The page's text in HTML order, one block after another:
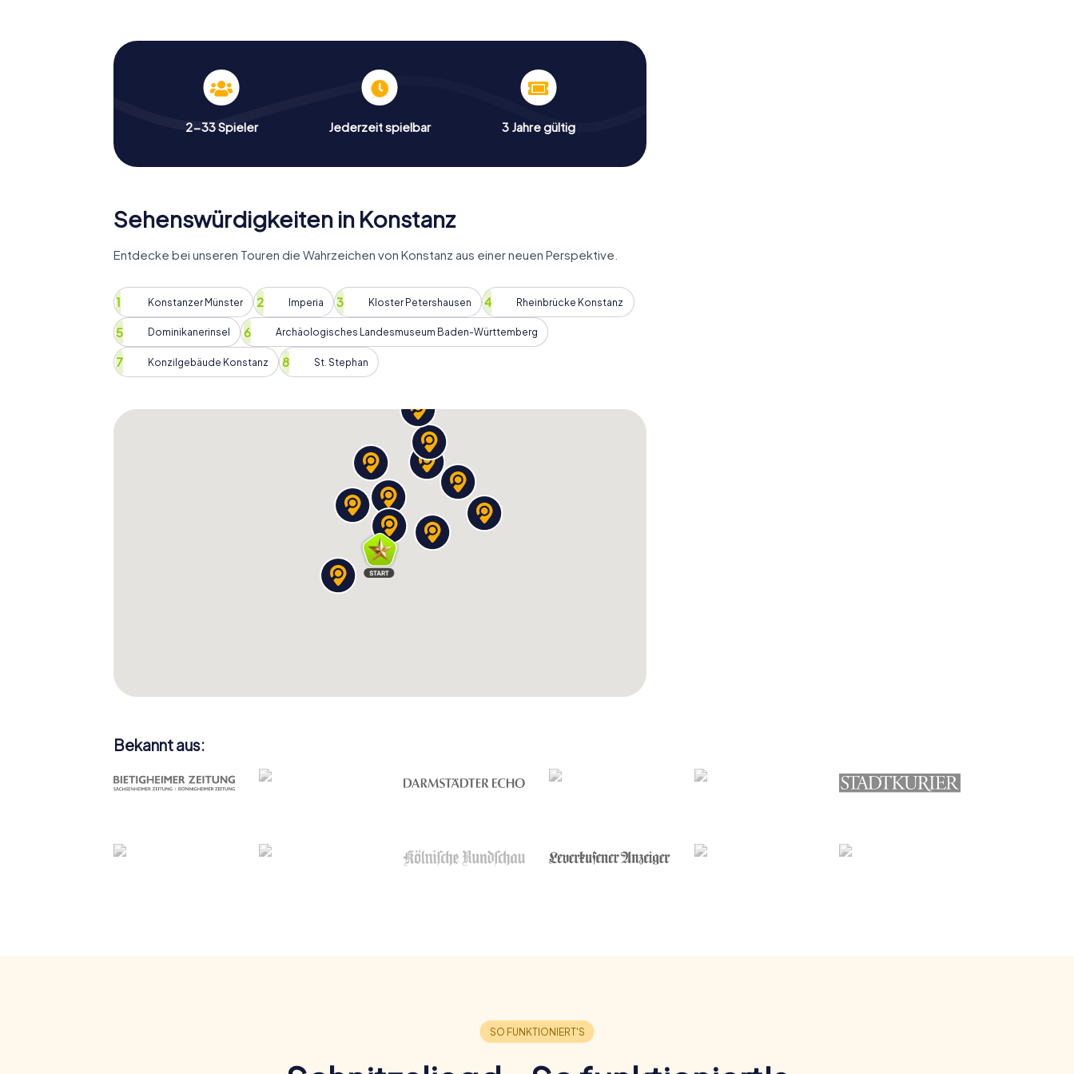
Geschichten und Legenden, die sich um die Stadt ranken.
Ein weiterer Höhepunkt der Schnitzeljagd ist der Besuch des Klosters Petershausen. Erfahrt
mehr über die historische Bedeutung dieses Ortes und lasst euch von seiner friedlichen
Atmosphäre verzaubern. Die Schnitzeljagd in Konstanz ermöglicht es euch, die Stadt aus einer
neuen Perspektive zu erleben und ein tieferes Verständnis für ihre reiche Kultur und
Geschichte zu entwickeln.
Die Schnitzeljagd in Konstanz führt euch zu einigen der bekanntesten Sehenswürdigkeiten der
Stadt, bietet aber auch die Gelegenheit, weniger bekannte Ecken zu entdecken. Während ihr
euch auf die Suche nach Hinweisen und Lösungen begebt, werdet ihr immer wieder auf
nicht nur ein Wettkampf gegen die Zeit, sondern auch eine Chance, die Schönheit und Vielfalt
von Konstanz zu erleben.
Ein besonderes Highlight ist der Besuch von St. Stephan, einer der ältesten Kirchen der Stadt.
Auch wenn ihr das Innere nicht besichtigt, wird euch die beeindruckende Architektur und die
Geschichte dieses Ortes faszinieren. Die Schnitzeljagd in Konstanz bietet euch die
viele neue Eindrücke zu sammeln.
Berühmte Persönlichkeiten und ihre Geschichten:
Während eurer Schnitzeljagd in Konstanz werdet ihr auch auf die Spuren berühmter
Persönlichkeiten treffen, die die Stadt geprägt haben. Erfahrt mehr über ihre Geschichten und
Anekdoten, während ihr an den Orten vorbeikommt, die mit ihrem Leben und Wirken
verbunden sind. Diese Begegnungen machen die Schnitzeljagd noch spannender und bieten
euch einen tiefen Einblick in die Geschichte der Stadt.
Die Schnitzeljagd in Konstanz ist eine einzigartige Gelegenheit, die Stadt aus einer neuen
2-33 Spieler Jederzeit spielbar 3 Jahre gültig
Sehenswürdigkeiten in Konstanz
Entdecke bei unseren Touren die Wahrzeichen von Konstanz aus einer neuen Perspektive.
Konstanzer Münster Imperia Kloster Petershausen Rheinbrücke Konstanz
Dominikanerinsel Archäologisches Landesmuseum Baden-Württemberg
Konzilgebäude Konstanz St. Stephan
Bekannt aus: